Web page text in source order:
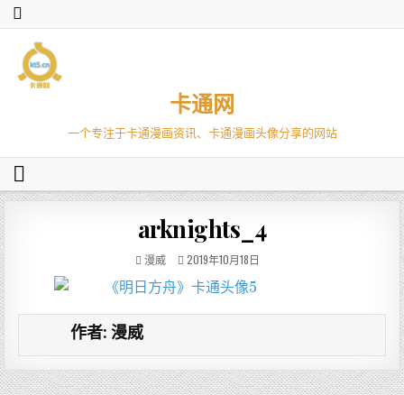
卡通网
一个专注于卡通漫画资讯、卡通漫画头像分享的网站
arknights_4
漫威 2019年10月18日
作者: 漫威